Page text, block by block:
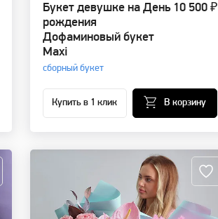
Букет девушке на День
рождения
Дофаминовый букет
Maxi
сборный букет
10 500 ₽
Купить в 1 клик В корзину